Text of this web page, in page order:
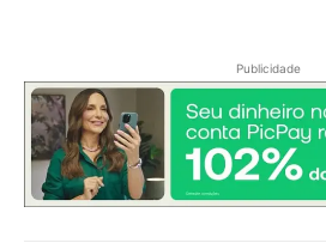
Publicidade